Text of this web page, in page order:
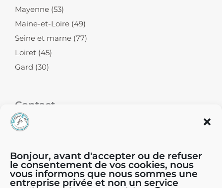
Bonjour, avant d'accepter ou de refuser
le consentement de vos cookies, nous
vous informons que nous sommes une
entreprise privée et non un service
Mayenne (53)
Maine-et-Loire (49)
Seine et marne (77)
Loiret (45)
Gard (30)
Contact
04.81.65.44.44